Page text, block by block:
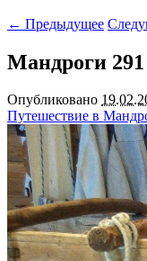
← Предыдущее
Мандроги 291
Опубликовано
Путешествие в